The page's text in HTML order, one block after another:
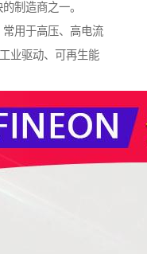
制造商之一。
用于高压、高电流
业驱动、可再生能